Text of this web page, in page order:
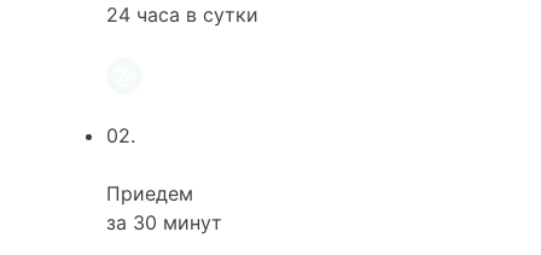
24 часа в сутки
02.
Приедем
за 30 минут